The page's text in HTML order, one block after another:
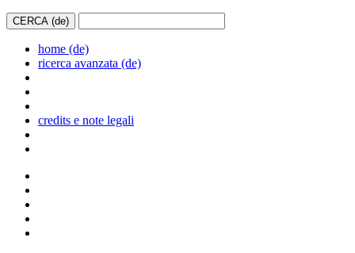
home (de)
ricerca avanzata (de)
credits e note legali